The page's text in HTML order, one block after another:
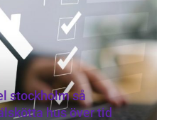
så
hus över tid